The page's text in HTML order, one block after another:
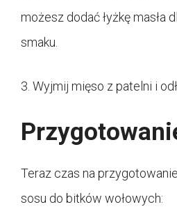
możesz dodać łyżkę masła
smaku.
3. Wyjmij mięso z patelni i
Teraz czas na
sosu do bitków wołowych: